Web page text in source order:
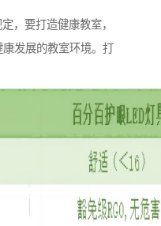
，要打造健康教室，
发展的教室环境。打